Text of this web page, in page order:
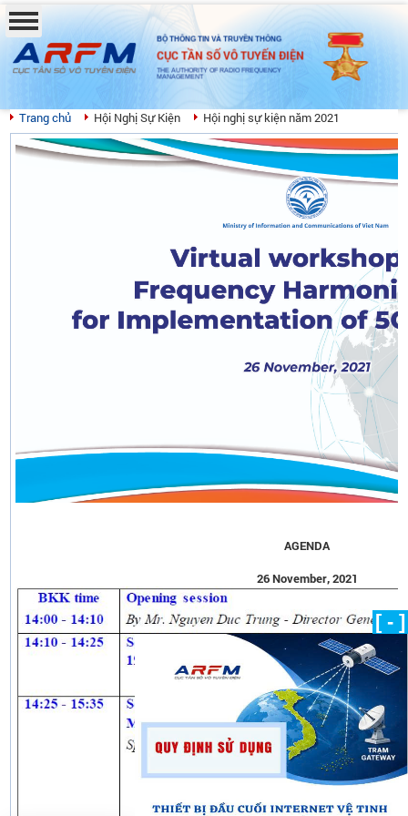
BỘ THÔNG TIN VÀ TRUYỀN THÔNG
CỤC TẦN SỐ VÔ TUYẾN ĐIỆN
THE AUTHORITY OF RADIO FREQUENCY
MANAGEMENT
Trang chủ Hội Nghị Sự Kiện Hội nghị sự kiện năm 2021
AGENDA
26 November, 2021
[ - ]